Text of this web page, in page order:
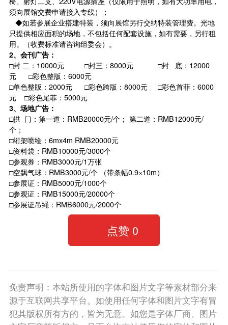
须向展馆交费申请接入专线）；
◆如若参展企业搭建特装，须向展馆另行交纳特装管理费。光地
只提供相应面积的场地，不包括任何配套设施，如有需要，另行租
用。（收费标准请咨询组委会）。
2、会刊广告：
□封 二：10000元 □封三：8000元 □封 底：12000
元 □彩色整版：6000元
□单色整版：2000元 □彩色跨版：8000元 □彩色首菲：6000
元 □彩色尾菲：5000元
3、场地广告：
□拱 门：第一道：RMB20000元/个； 第二道：RMB12000元/
个；
□绗架喷绘：6mx4m RMB20000元
□资料袋：RMB10000元/3000个
□参观券：RMB3000元/1万张
□空飘气球：RMB3000元/个 （带条幅0.9×10m）
□参展证：RMB5000元/1000个
□参观证：RMB15000元/20000个
□参展证吊绳：RMB6000元/2000个
点赞 0
免责声明：本站所使用的字体和图片文字等素材部分来
源于互联网共享平台。如使用任何字体和图片文字有冒
犯其版权所有方的，皆为无意。如您是字体厂商、图片